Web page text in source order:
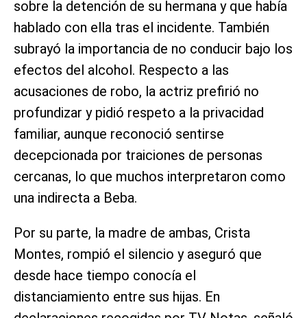
sobre la detención de su hermana y que había
hablado con ella tras el incidente. También
subrayó la importancia de no conducir bajo los
efectos del alcohol. Respecto a las
acusaciones de robo, la actriz prefirió no
profundizar y pidió respeto a la privacidad
familiar, aunque reconoció sentirse
decepcionada por traiciones de personas
cercanas, lo que muchos interpretaron como
una indirecta a Beba.
Por su parte, la madre de ambas, Crista
Montes, rompió el silencio y aseguró que
desde hace tiempo conocía el
distanciamiento entre sus hijas. En